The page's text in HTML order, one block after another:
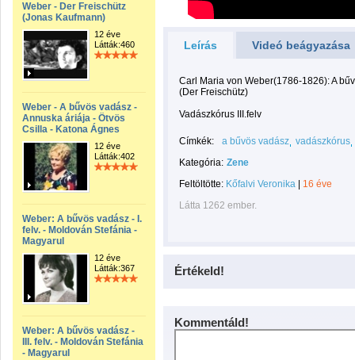
Weber - Der Freischütz
(Jonas Kaufmann)
12 éve
Látták:460
Weber - A bűvös vadász -
Annuska áriája - Ötvös
Csilla - Katona Ágnes
12 éve
Látták:402
Weber: A bűvös vadász - I.
felv. - Moldován Stefánia -
Magyarul
12 éve
Látták:367
Weber: A bűvös vadász -
III. felv. - Moldován Stefánia
- Magyarul
Leírás Videó beágyazása
Carl Maria von Weber(1786-1826): A
(Der Freischütz)
Vadászkórus III.felv
Címkék: a bűvös vadász vadászkórus
Kategória: Zene
Feltöltötte: Kőfalvi Veronika
16 éve
Látta 1262 ember.
Értékeld!
Kommentáld!